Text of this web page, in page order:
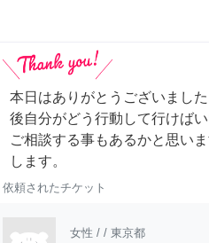
本日はありがとうございまし
後自分がどう行動して行けば
ご相談する事もあるかと思い
します。
依頼されたチケット
女性 / / 東京都